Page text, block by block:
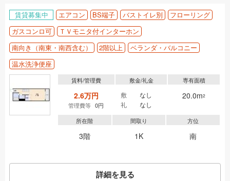
賃貸募集中 エアコン BS端子 バストイレ別
フローリング
ガスコンロ可
ＴＶモニタ付インターホン
南向き（南東・南西含む）
2階以上
ベランダ・バルコニー
温水洗浄便座
賃料/管理費
2.6万円
管理費等 0円
敷金/礼金
敷
なし
礼
なし
専有面積
20.0m2
所在階
3階
間取り
1K
方位
南
詳細を見る